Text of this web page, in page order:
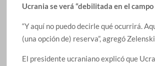
Ucrania se verá “debilitada en el campo
“Y aquí no puedo decirle qué ocurrirá.
(una opción de) reserva”, agregó
El presidente ucraniano explicó que